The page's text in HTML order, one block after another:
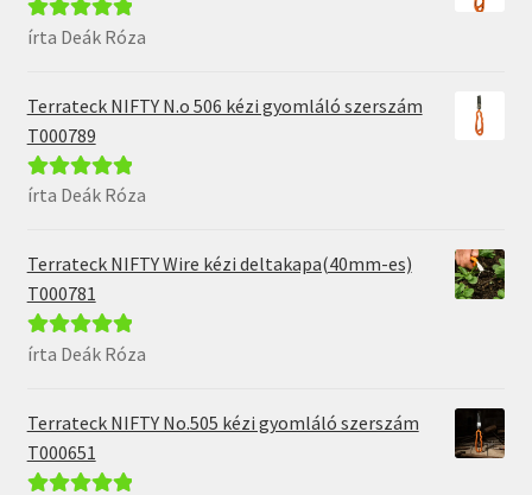
Értékelés: 5/
írta Deák Róza
Terrateck NIFTY N.o 506 kézi gyomláló szerszám
T000789
Értékelés: 5/
írta Deák Róza
Terrateck NIFTY Wire kézi deltakapa(40mm-es)
T000781
Értékelés: 5/
írta Deák Róza
Terrateck NIFTY No.505 kézi gyomláló szerszám
T000651